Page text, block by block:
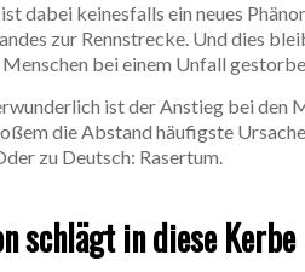
dabei keinesfalls ein neues
zur Rennstrecke. Und dies
bei einem Unfall
ist der Anstieg bei den
die Abstand häufigste
zu Deutsch: Rasertum.
schlägt in diese Kerbe